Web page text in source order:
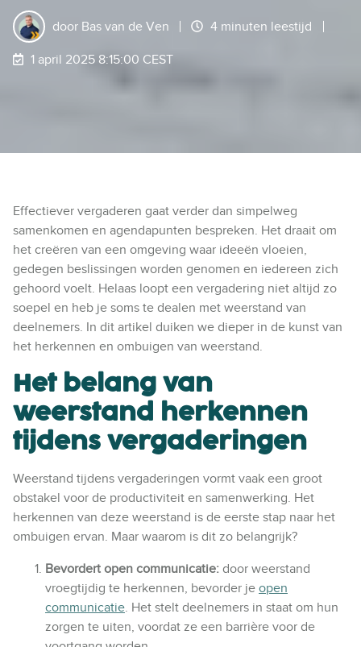
door Bas van de Ven 4 minuten leestijd
1 april 2025 8:15:00 CEST
Effectiever vergaderen gaat verder dan simpelweg
samenkomen en agendapunten bespreken. Het draait om
het creëren van een omgeving waar ideeën vloeien,
gedegen beslissingen worden genomen en iedereen zich
gehoord voelt. Helaas loopt een vergadering niet altijd zo
soepel en heb je soms te dealen met weerstand van
deelnemers. In dit artikel duiken we dieper in de kunst van
het herkennen en ombuigen van weerstand.
Het belang van
weerstand herkennen
tijdens vergaderingen
Weerstand tijdens vergaderingen vormt vaak een groot
obstakel voor de productiviteit en samenwerking. Het
herkennen van deze weerstand is de eerste stap naar het
ombuigen ervan. Maar waarom is dit zo belangrijk?
Bevordert open communicatie: door weerstand
vroegtijdig te herkennen, bevorder je open
communicatie. Het stelt deelnemers in staat om hun
zorgen te uiten, voordat ze een barrière voor de